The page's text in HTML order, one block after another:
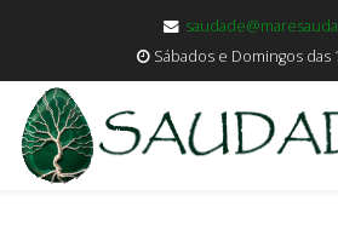
Sábados e Domingos das